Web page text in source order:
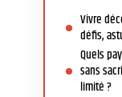
Vivre
défis,
Quels
sans
limité ?